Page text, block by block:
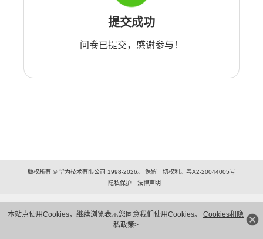
本站点使用Cookies，继续浏览表示您同意我们使用Cookies。 Cookies和隐
私政策>
提交成功
问卷已提交，感谢参与！
版权所有 © 华为技术有限公司 1998-2026。 保留一切权利。粤A2-20044005号
隐私保护
法律声明